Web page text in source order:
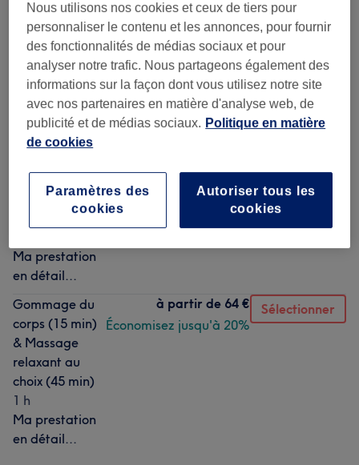
sourcils au
Henné végétal
naturel
30 min
Ma prestation
en détail...
Epilation à la
aisselles et du
maillot intégral
Ma prestation
en détail...
Gommage du
corps (15 min)
& Massage
relaxant au
choix (45 min)
1 h
Ma prestation
en détail...
à partir de 64 €
Économisez jusqu'à 20%
Sélectionner
Nous utilisons nos cookies et ceux de tiers pour
personnaliser le contenu et les annonces, pour fournir
des fonctionnalités de médias sociaux et pour
analyser notre trafic. Nous partageons également des
informations sur la façon dont vous utilisez notre site
avec nos partenaires en matière d'analyse web, de
publicité et de médias sociaux. Politique en matière
de cookies
Autoriser tous les
cookies
Paramètres des
cookies